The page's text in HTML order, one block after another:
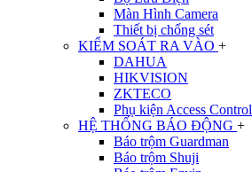
Màn Hình Camera
Thiết bị chống sét
KIỂM SOÁT RA VÀO +
DAHUA
HIKVISION
ZKTECO
Phụ kiện Access Control
HỆ THỐNG BÁO ĐỘNG +
Báo trộm Guardman
Báo trộm Shuji